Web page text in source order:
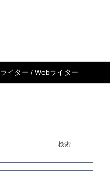
ライター / Webライター